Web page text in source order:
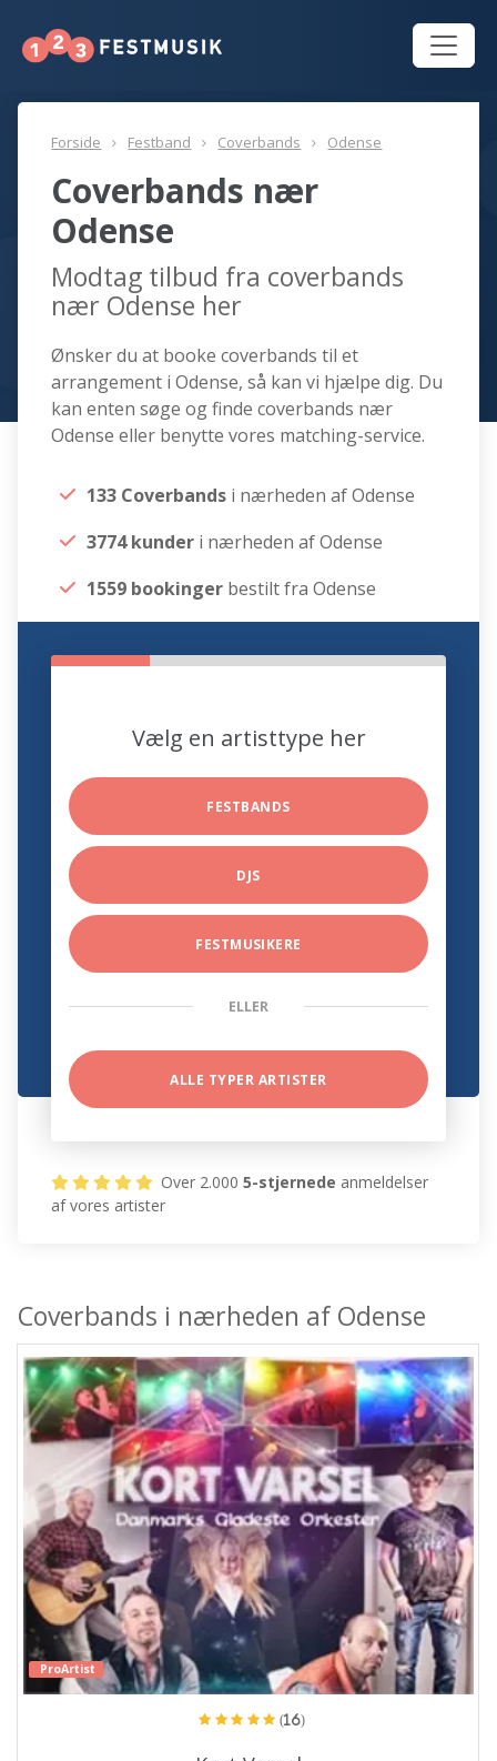
Forside Festband Coverbands Odense
Coverbands nær
Odense
Modtag tilbud fra coverbands
nær Odense her
Ønsker du at booke coverbands til et
arrangement i Odense, så kan vi hjælpe dig. Du
kan enten søge og finde coverbands nær
Odense eller benytte vores matching-service.
133 Coverbands i nærheden af Odense
3774 kunder i nærheden af Odense
1559 bookinger bestilt fra Odense
Vælg en artisttype her
FESTBANDS
DJS
FESTMUSIKERE
ELLER
ALLE TYPER ARTISTER
Over 2.0005-stjernede anmeldelser
af vores artister
Coverbands i nærheden af Odense
ProArtist
(16)